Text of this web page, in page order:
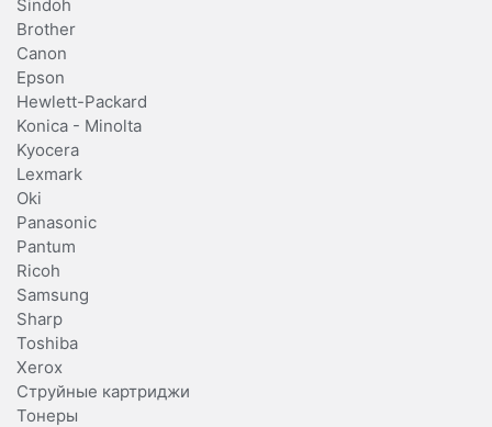
Sindoh
Brother
Canon
Epson
Hewlett-Packard
Konica - Minolta
Kyocera
Lexmark
Oki
Panasonic
Pantum
Ricoh
Samsung
Sharp
Toshiba
Xerox
Струйные картриджи
Тонеры